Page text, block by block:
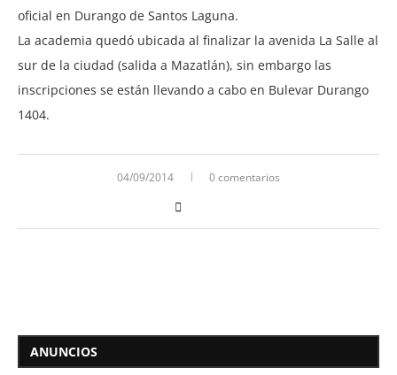
oficial en Durango de Santos Laguna.
La academia quedó ubicada al finalizar la avenida La Salle al
sur de la ciudad (salida a Mazatlán), sin embargo las
inscripciones se están llevando a cabo en Bulevar Durango
1404.
04/09/2014 0 comentarios
ANUNCIOS